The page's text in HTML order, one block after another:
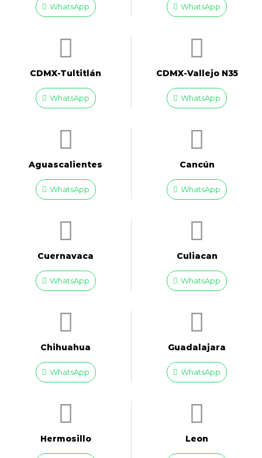
WhatsApp WhatsApp
CDMX-Tultitlán
WhatsApp
CDMX-Vallejo N35
WhatsApp
Aguascalientes
WhatsApp
Cancún
WhatsApp
Cuernavaca
WhatsApp
Culiacan
WhatsApp
Chihuahua
WhatsApp
Guadalajara
WhatsApp
Hermosillo Leon